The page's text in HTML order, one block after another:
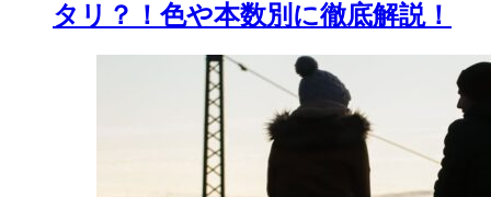
タリ？！色や本数別に徹底解説！